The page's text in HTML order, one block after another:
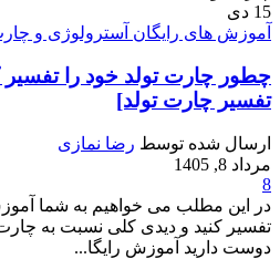
15 دی
آموزش های رایگان آسترولوژی و
چطور چارت تولد خود را تفسیر
تفسیر چارت تولد]
ارسال شده توسط رضا نمازی
مرداد 8, 1405
8
در این مطلب می خواهیم به شما
تفسیر کنید و دیدی کلی نسبت به
دوست دارید آموزش رایگا...